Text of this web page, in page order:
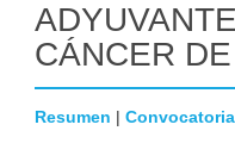
CÁNCER
Resumen | Convocatoria